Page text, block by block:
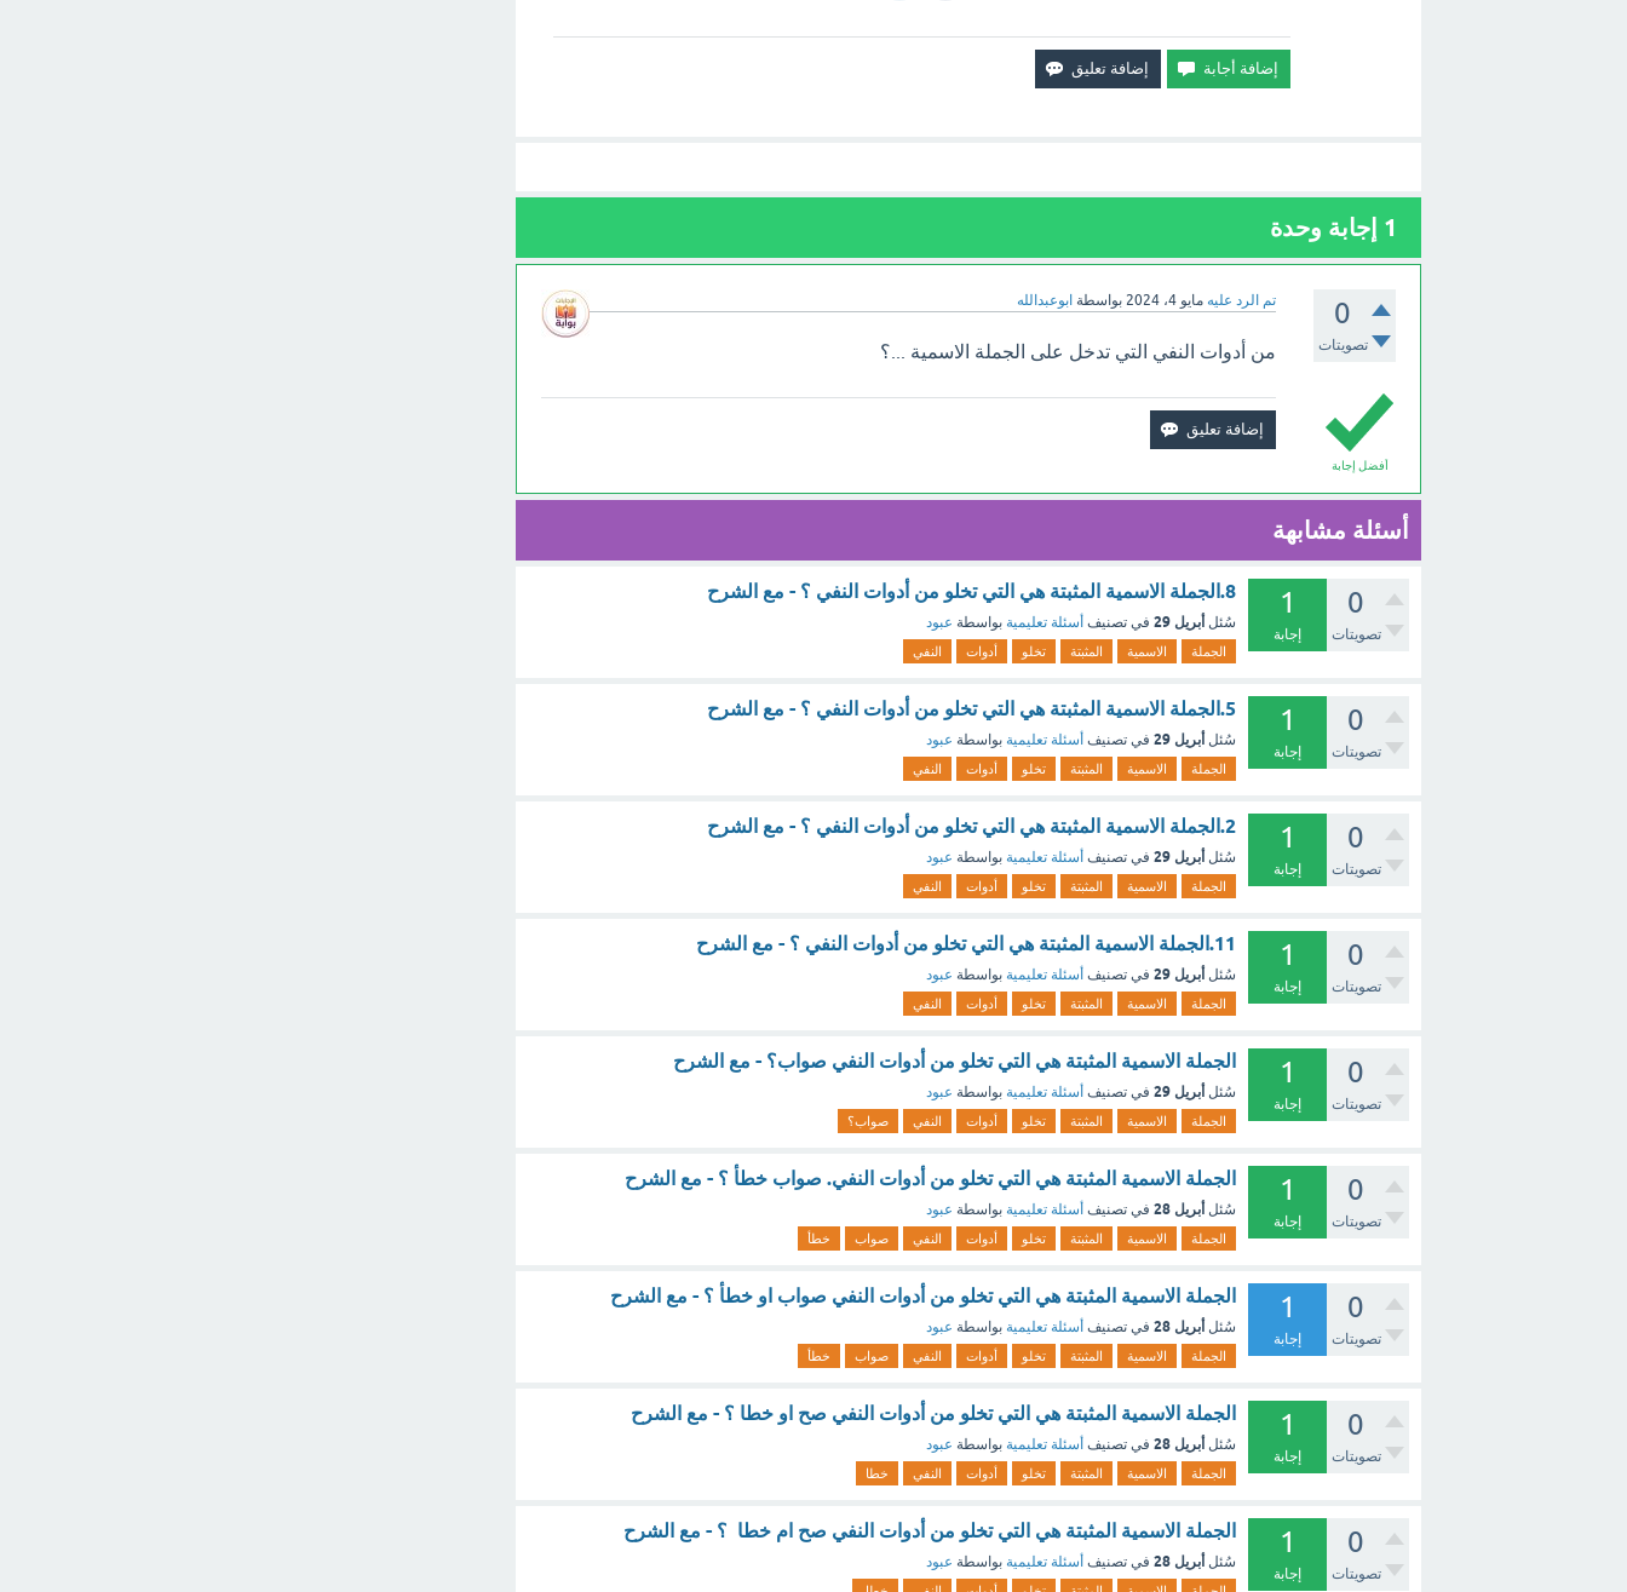
1 إجابة وحدة
0
تصويتات
تم الرد عليه مايو 4، 2024 بواسطة ابوعبدالله
أفضل إجابة
من أدوات النفي التي تدخل على الجملة الاسمية ...؟
أسئلة مشابهة
0
تصويتات
1
إجابة
8.الجملة الاسمية المثبتة هي التي تخلو من أدوات النفي ؟ - مع الشرح
سُئل أبريل 29 في تصنيف أسئلة تعليمية بواسطة عبود
الجملة الاسمية المثبتة تخلو أدوات النفي
0
تصويتات
1
إجابة
5.الجملة الاسمية المثبتة هي التي تخلو من أدوات النفي ؟ - مع الشرح
سُئل أبريل 29 في تصنيف أسئلة تعليمية بواسطة عبود
الجملة الاسمية المثبتة تخلو أدوات النفي
0
تصويتات
1
إجابة
2.الجملة الاسمية المثبتة هي التي تخلو من أدوات النفي ؟ - مع الشرح
سُئل أبريل 29 في تصنيف أسئلة تعليمية بواسطة عبود
الجملة الاسمية المثبتة تخلو أدوات النفي
0
تصويتات
1
إجابة
11.الجملة الاسمية المثبتة هي التي تخلو من أدوات النفي ؟ - مع الشرح
سُئل أبريل 29 في تصنيف أسئلة تعليمية بواسطة عبود
الجملة الاسمية المثبتة تخلو أدوات النفي
0
تصويتات
1
إجابة
الجملة الاسمية المثبتة هي التي تخلو من أدوات النفي صواب؟ - مع الشرح
سُئل أبريل 29 في تصنيف أسئلة تعليمية بواسطة عبود
الجملة الاسمية المثبتة تخلو أدوات النفي صواب؟
0
تصويتات
1
إجابة
الجملة الاسمية المثبتة هي التي تخلو من أدوات النفي. صواب خطأ ؟ - مع الشرح
سُئل أبريل 28 في تصنيف أسئلة تعليمية بواسطة عبود
الجملة الاسمية المثبتة تخلو أدوات النفي صواب خطأ
0
تصويتات
1
إجابة
الجملة الاسمية المثبتة هي التي تخلو من أدوات النفي صواب او خطأ ؟ - مع الشرح
سُئل أبريل 28 في تصنيف أسئلة تعليمية بواسطة عبود
الجملة الاسمية المثبتة تخلو أدوات النفي صواب خطأ
0
تصويتات
1
إجابة
الجملة الاسمية المثبتة هي التي تخلو من أدوات النفي صح او خطا ؟ - مع الشرح
سُئل أبريل 28 في تصنيف أسئلة تعليمية بواسطة عبود
الجملة الاسمية المثبتة تخلو أدوات النفي خطا
0
تصويتات
1
إجابة
الجملة الاسمية المثبتة هي التي تخلو من أدوات النفي صح ام خطا ؟ - مع الشرح
سُئل أبريل 28 في تصنيف أسئلة تعليمية بواسطة عبود